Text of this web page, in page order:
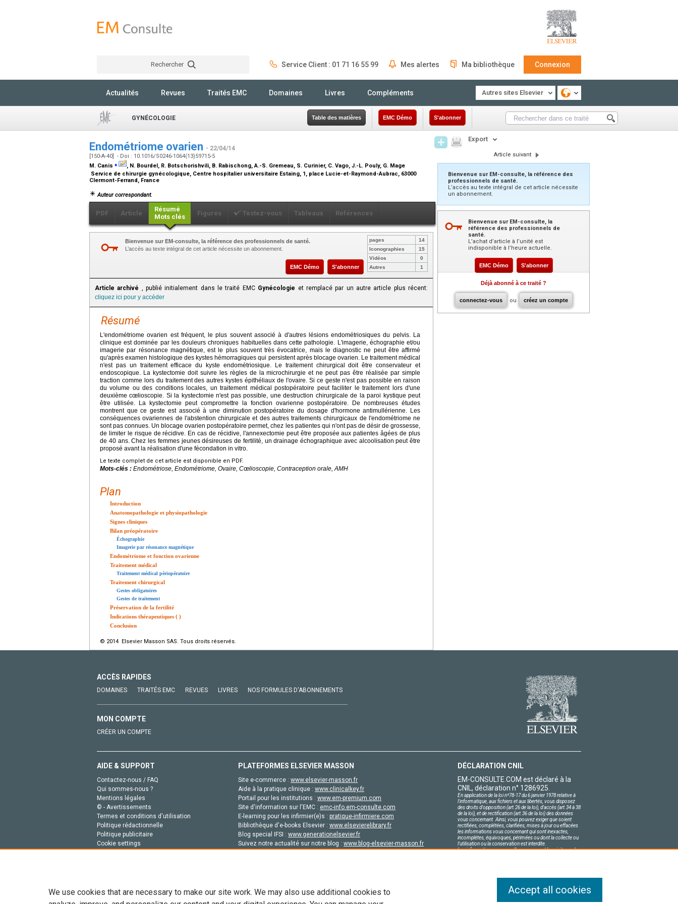
Rechercher Service Client : 01 71 16 55 99 Mes alertes Ma bibliothèque Connexion
Actualités Revues Traités EMC Domaines Livres Compléments Autres sites Elsevier
GYNÉCOLOGIE Table des matières EMC Démo S'abonner
Endométriome ovarien - 22/04/14
[150-A-40] - Doi : 10.1016/S0246-1064(13)59715-5
M. Canis ⁎
, N. Bourdel, R. Botschorishvili, B. Rabischong, A.-S. Gremeau, S. Curinier, C. Vago, J.-L. Pouly, G. Mage
Service de chirurgie gynécologique, Centre hospitalier universitaire Estaing, 1, place Lucie-et-Raymond-Aubrac, 63000
Clermont-Ferrand, France
Auteur correspondant.
PDF Article
Résumé
Mots clés
Figures Testez-vous Tableaux Références
Bienvenue sur EM-consulte, la référence des professionnels de santé.
L’accès au texte intégral de cet article nécessite un abonnement.
EMC Démo S'abonner
pages
14
Iconographies
15
Vidéos
0
Autres
1
Article archivé , publié initialement dans le traité EMC Gynécologie et remplacé par un autre article plus récent:
cliquez ici pour y accéder
Résumé
L'endométriome ovarien est fréquent, le plus souvent associé à d'autres lésions endométriosiques du pelvis. La
clinique est dominée par les douleurs chroniques habituelles dans cette pathologie. L'imagerie, échographie et/ou
imagerie par résonance magnétique, est le plus souvent très évocatrice, mais le diagnostic ne peut être affirmé
qu'après examen histologique des kystes hémorragiques qui persistent après blocage ovarien. Le traitement médical
n'est pas un traitement efficace du kyste endométriosique. Le traitement chirurgical doit être conservateur et
endoscopique. La kystectomie doit suivre les règles de la microchirurgie et ne peut pas être réalisée par simple
traction comme lors du traitement des autres kystes épithéliaux de l'ovaire. Si ce geste n'est pas possible en raison
du volume ou des conditions locales, un traitement médical postopératoire peut faciliter le traitement lors d'une
deuxième cœlioscopie. Si la kystectomie n'est pas possible, une destruction chirurgicale de la paroi kystique peut
être utilisée. La kystectomie peut compromettre la fonction ovarienne postopératoire. De nombreuses études
montrent que ce geste est associé à une diminution postopératoire du dosage d'hormone antimullérienne. Les
conséquences ovariennes de l'abstention chirurgicale et des autres traitements chirurgicaux de l'endométriome ne
sont pas connues. Un blocage ovarien postopératoire permet, chez les patientes qui n'ont pas de désir de grossesse,
de limiter le risque de récidive. En cas de récidive, l'annexectomie peut être proposée aux patientes âgées de plus
de 40 ans. Chez les femmes jeunes désireuses de fertilité, un drainage échographique avec alcoolisation peut être
proposé avant la réalisation d'une fécondation in vitro.
Le texte complet de cet article est disponible en PDF.
Mots-clés : Endométriose, Endométriome, Ovaire, Cœlioscopie, Contraception orale, AMH
Plan
Introduction
Anatomopathologie et physiopathologie
Signes cliniques
Bilan préopératoire
Échographie
Imagerie par résonance magnétique
Endométriome et fonction ovarienne
Traitement médical
Traitement médical périopératoire
Traitement chirurgical
Gestes obligatoires
Gestes de traitement
Préservation de la fertilité
Indications thérapeutiques ( )
Conclusion
© 2014 Elsevier Masson SAS. Tous droits réservés.
Export
Article suivant
Bienvenue sur EM-consulte, la référence des
professionnels de santé.
L’accès au texte intégral de cet article nécessite
un abonnement.
Bienvenue sur EM-consulte, la
référence des professionnels de
santé.
L’achat d’article à l’unité est
indisponible à l’heure actuelle.
EMC Démo S'abonner
Déjà abonné à ce traité ?
connectez-vous ou créez un compte
ACCÈS RAPIDES
DOMAINES TRAITÉS EMC REVUES LIVRES NOS FORMULES D'ABONNEMENTS
MON COMPTE
CRÉER UN COMPTE
AIDE & SUPPORT
Contactez-nous / FAQ
Qui sommes-nous ?
Mentions légales
© - Avertissements
Termes et conditions d'utilisation
Politique rédactionnelle
Politique publicitaire
Cookie settings
PLATEFORMES ELSEVIER MASSON
Site e-commerce : www.elsevier-masson.fr
Aide à la pratique clinique : www.clinicalkey.fr
Portail pour les institutions : www.em-premium.com
Site d'information sur l'EMC : emc-info.em-consulte.com
E-learning pour les infirmier(e)s : pratique-infirmiere.com
Bibliothèque d'e-books Elsevier : www.elsevierelibrary.fr
Blog special IFSI : www.generationelsevier.fr
Suivez notre actualité sur notre blog : www.blog-elsevier-masson.fr
DÉCLARATION CNIL
EM-CONSULTE.COM est déclaré à la
CNIL, déclaration n° 1286925.
En application de la loi nº78-17 du 6 janvier 1978 relative à
l'informatique, aux fichiers et aux libertés, vous disposez
des droits d'opposition (art.26 de la loi), d'accès (art.34 à 38
de la loi), et de rectification (art.36 de la loi) des données
vous concernant. Ainsi, vous pouvez exiger que soient
rectifiées, complétées, clarifiées, mises à jour ou effacées
les informations vous concernant qui sont inexactes,
incomplètes, équivoques, périmées ou dont la collecte ou
l'utilisation ou la conservation est interdite.
Les informations personnelles concernant les visiteurs de
We use cookies that are necessary to make our site work. We may also use additional cookies to
Accept all cookies